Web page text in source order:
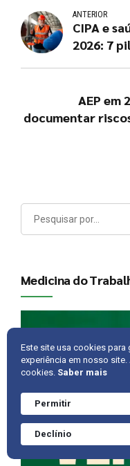
ANTERIOR
CIPA e
2026: 7
AEP em
documentar
Medicina do
Este site usa cookies para
experiência em nosso
cookies. Saber mais
Permitir
Declínio